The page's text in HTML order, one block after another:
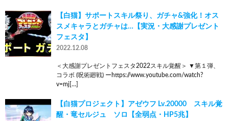
【白猫】サポートスキル祭り、ガチャ&強化！オス
スメキャラとガチャは…【実況・大感謝プレゼント
フェスタ】
2022.12.08
＜大感謝プレゼントフェスタ2022スキル覚醒＞ ▼第１弾、
コラボ (呪術廻戦) ーhttps://www.youtube.com/watch?
v=mj[…]
【白猫プロジェクト】アゼウフ Lv.20000 スキル覚
醒・竜セルジュ ソロ【全弱点・HP5兆】